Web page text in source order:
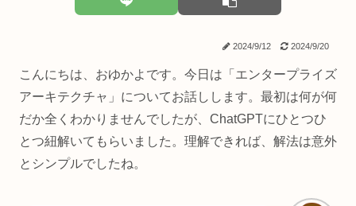
2024/9/12 2024/9/20
こんにちは、おゆかよです。今日は「エンタープライズ
アーキテクチャ」についてお話しします。最初は何が何
だか全くわかりませんでしたが、ChatGPTにひとつひ
とつ紐解いてもらいました。理解できれば、解法は意外
とシンプルでしたね。